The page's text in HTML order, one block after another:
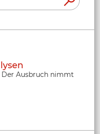
Der Ausbruch nimmt